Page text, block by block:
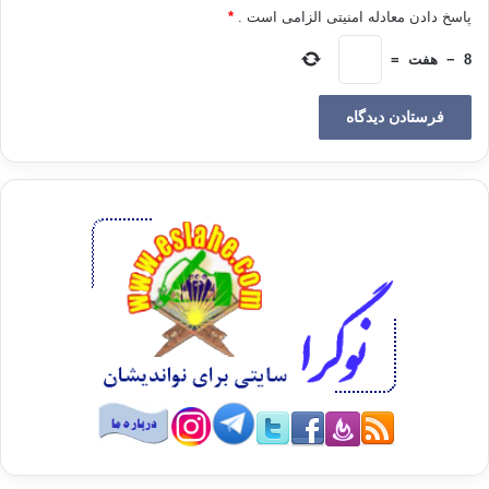
امام شافعی گفت:«صبر کن مادر جان، شاید خداوند او را در صف ما
قرار دهد»
بشر مریسی از زمانی که سخن امام شافعی را شنید، تغییر کرد و
ی بزرگی را که این مرد رهبری می کرد خواباند.
شاعفی از ناحیه ی عقلی ارتباط برقرار می کرد و به دیگران واکنش
نشان می داد، اما از ناحیه ی عاطفی به مردم آموزش می داد، با
آنان برخورد خوبی داشت و بخشنده بود. به خاطر خدا مالش را انفاق
می کرد و فرمواش می کرد برای خودش چیزی بگذارد. خادمش
خودش به او یادآوری می کند و می گوید: چرا برای خودت چیزی نمی
یکی دیگر از امتیازات امام شافعی جوانمردی بود. روزی امام شافعی
به پسرش گفت:«به خدا قسم، اگر بدانم آب سرد، جوانمردی را از بین
می برد جز آب داغ چیزی نمی نوشیدم.»
پاسخ دادن معادله امنیتی الزامی است . *
8
− هفت =